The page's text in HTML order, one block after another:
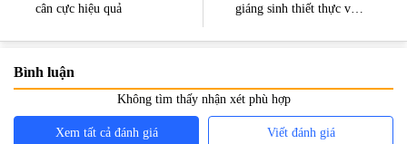
cân cực hiệu quả
giáng sinh thiết thực và ý
Bình luận
Không tìm thấy nhận xét phù hợp
Xem tất cả đánh giá Viết đánh giá